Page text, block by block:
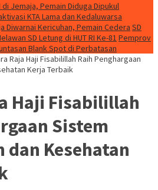
di Jemaja, Pemain Diduga Dipukul
KTA Lama dan Kedaluwarsa
Diwarnai Kericuhan, Pemain Cedera SD
SD Letung di HUT RI Ke-81 Pemprov
Blank Spot di Perbatasan
Raja Haji Fisabilillah Raih Penghargaan
Kerja Terbaik
Haji Fisabilillah
Sistem
dan Kesehatan